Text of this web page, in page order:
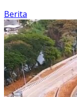
Berita